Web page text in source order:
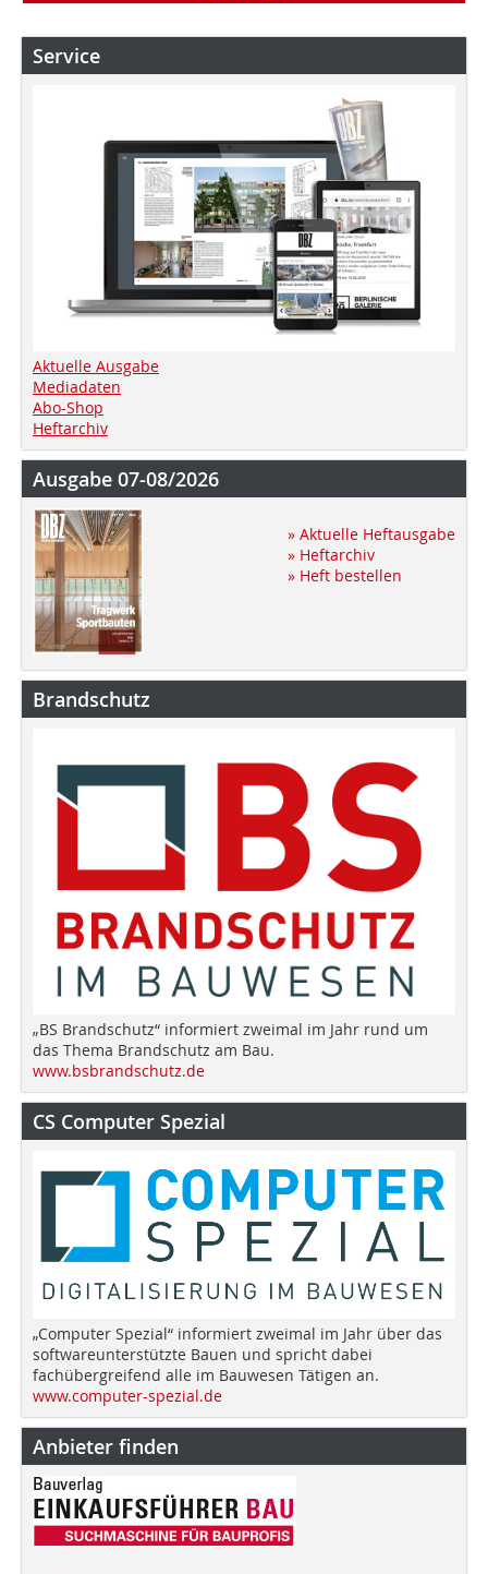
Service
Aktuelle Ausgabe
Mediadaten
Abo-Shop
Heftarchiv
Ausgabe 07-08/2026
» Aktuelle Heftausgabe
» Heftarchiv
» Heft bestellen
Brandschutz
„BS Brandschutz“ informiert zweimal im Jahr rund um
das Thema Brandschutz am Bau.
www.bsbrandschutz.de
CS Computer Spezial
„Computer Spezial“ informiert zweimal im Jahr über das
softwareunterstützte Bauen und spricht dabei
fachübergreifend alle im Bauwesen Tätigen an.
www.computer-spezial.de
Anbieter finden